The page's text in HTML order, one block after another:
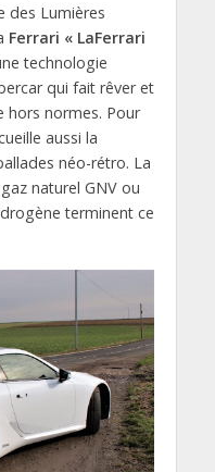
des Lumières
Ferrari « LaFerrari
technologie
qui fait rêver et
hors normes. Pour
aussi la
néo-rétro. La
naturel GNV ou
terminent ce